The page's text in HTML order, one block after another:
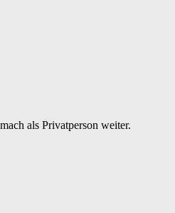
als Privatperson weiter.